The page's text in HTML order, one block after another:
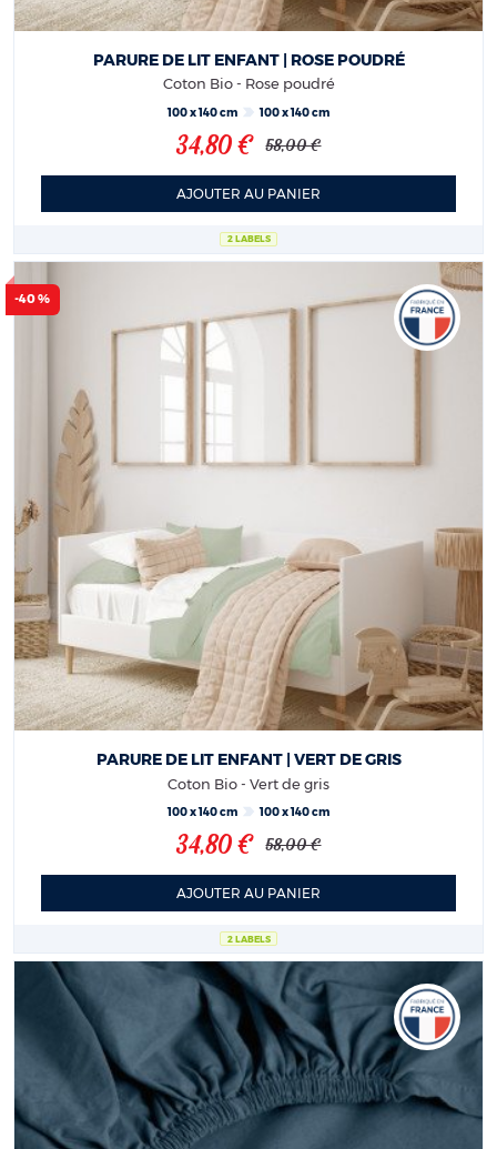
2 LABELS
PARURE DE LIT ENFANT | ROSE POUDRÉ
Coton Bio - Rose poudré
100 x 140 cm 100 x 140 cm
34,80 € 58,00 €
AJOUTER AU PANIER
-40 %
2 LABELS
PARURE DE LIT ENFANT | VERT DE GRIS
Coton Bio - Vert de gris
100 x 140 cm 100 x 140 cm
34,80 € 58,00 €
AJOUTER AU PANIER